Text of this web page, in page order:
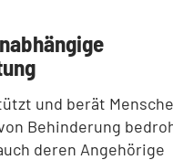
und berät
Behinderung
deren Angehörige